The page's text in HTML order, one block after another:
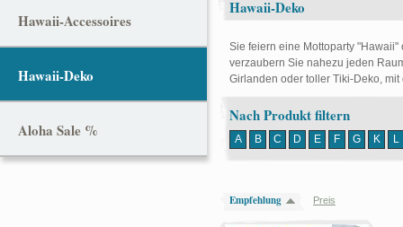
Hawaii-Deko
Sie feiern eine Mottoparty
verzaubern Sie nahezu jeden
Girlanden oder toller Tiki-Deko,
Nach Produkt filtern
A B C D E F G K L
Empfehlung Preis
Hawaii-Accessoires
Hawaii-Deko
Aloha Sale %